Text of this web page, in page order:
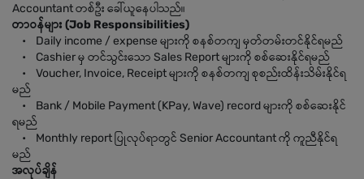
Accountant တစ်ဦး ခေါ်ယူနေပါသည်။
တာဝန်များ (Job Responsibilities)
• Daily income / expense များကို စနစ်တကျ မှတ်တမ်းတင်နိုင်ရမည်
• Cashier မှ တင်သွင်းသော Sales Report များကို စစ်ဆေးနိုင်ရမည်
• Voucher, Invoice, Receipt များကို စနစ်တကျ စုစည်းထိန်းသိမ်းနိုင်ရ
မည်
• Bank / Mobile Payment (KPay, Wave) record များကို စစ်ဆေးနိုင်
ရမည်
• Monthly report ပြုလုပ်ရာတွင် Senior Accountant ကို ကူညီနိုင်ရ
မည်
အလုပ်ချိန်